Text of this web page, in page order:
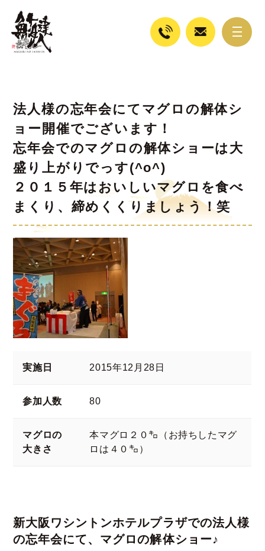
法人様の忘年会にてマグロの解体シ
ョー開催でございます！
忘年会でのマグロの解体ショーは大
盛り上がりでっす(^o^)
２０１５年はおいしいマグロを食べ
まくり、締めくくりましょう！笑
実施日 2015年12月28日
参加人数 80
マグロの
大きさ
本マグロ２０㌔（お持ちしたマグ
ロは４０㌔）
新大阪ワシントンホテルプラザでの法人様
の忘年会にて、マグロの解体ショー♪